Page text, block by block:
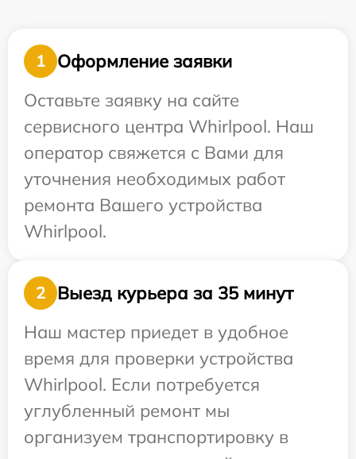
1
Оформление заявки
Оставьте заявку на сайте
сервисного центра Whirlpool. Наш
оператор свяжется с Вами для
уточнения необходимых работ
ремонта Вашего устройства
Whirlpool.
2
Выезд курьера за 35 минут
Наш мастер приедет в удобное
время для проверки устройства
Whirlpool. Если потребуется
углубленный ремонт мы
организуем транспортировку в